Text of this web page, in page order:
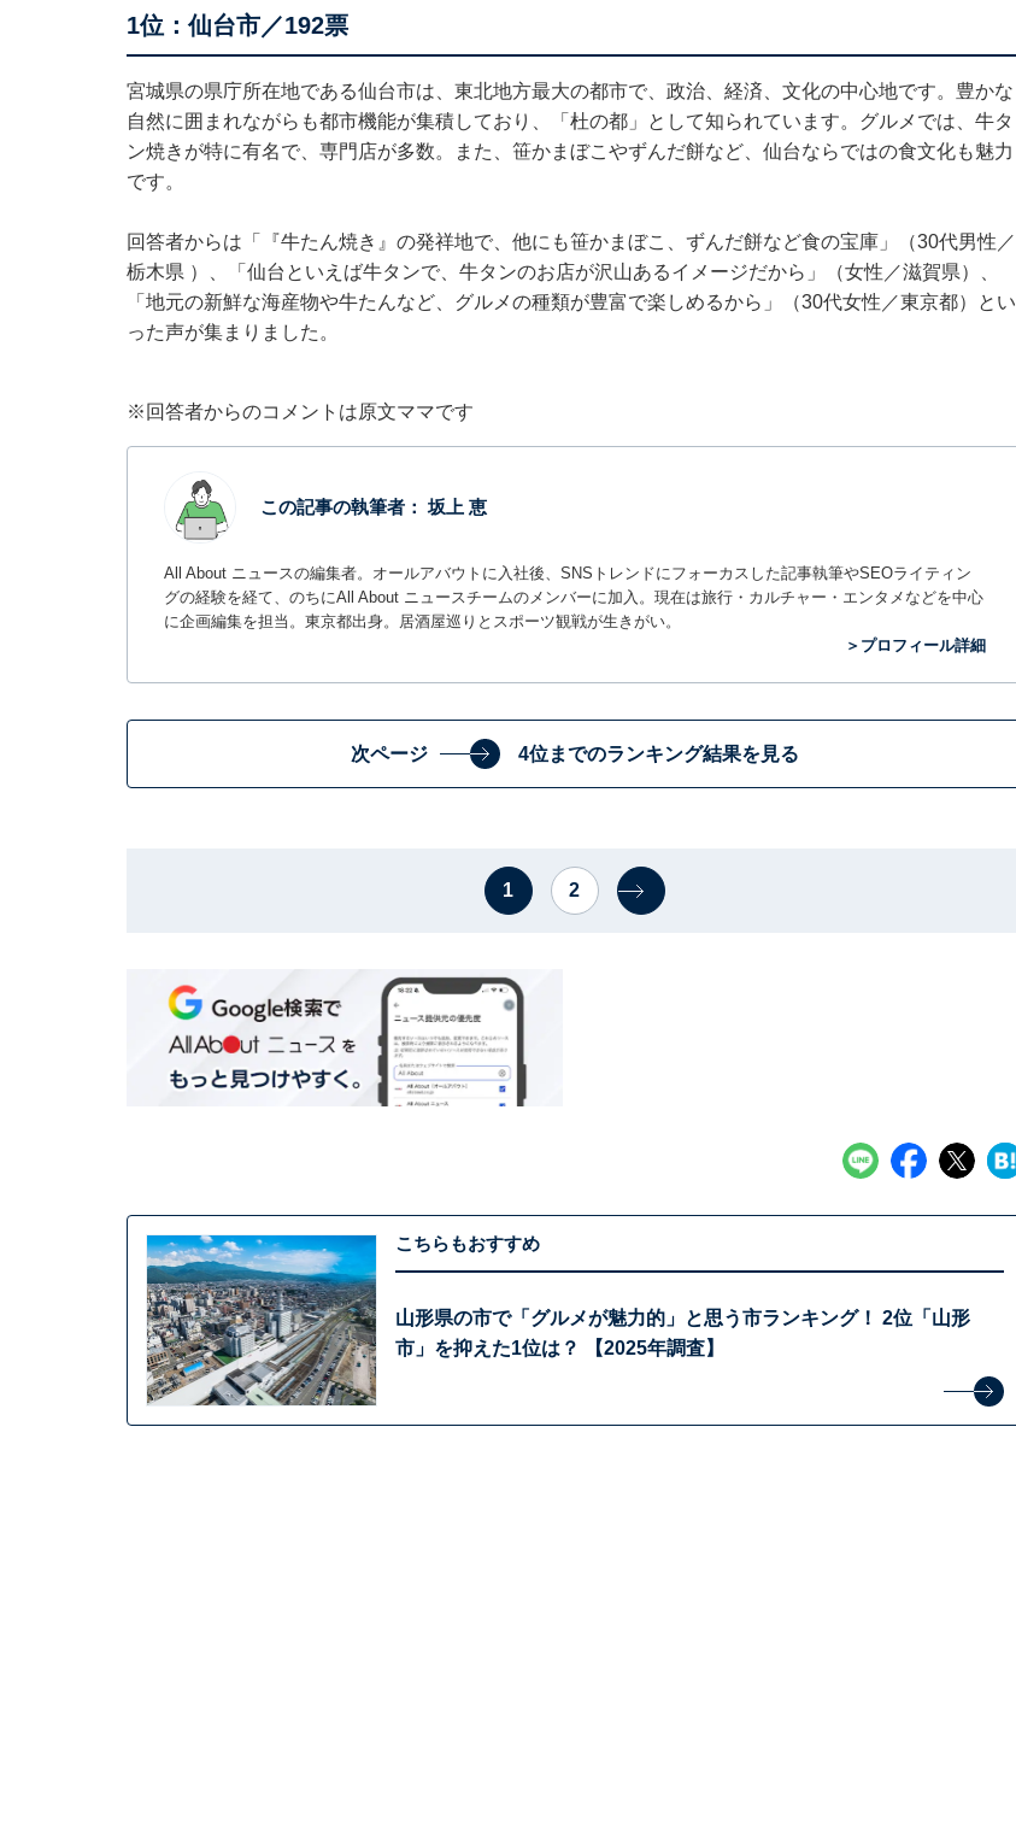
1位：仙台市／192票
宮城県の県庁所在地である仙台市は、東北地方最大の都市で、政治、経済、文化の中心地です。豊かな
自然に囲まれながらも都市機能が集積しており、「杜の都」として知られています。グルメでは、牛タ
ン焼きが特に有名で、専門店が多数。また、笹かまぼこやずんだ餅など、仙台ならではの食文化も魅力
です。
回答者からは「『牛たん焼き』の発祥地で、他にも笹かまぼこ、ずんだ餅など食の宝庫」（30代男性／
栃木県 ）、「仙台といえば牛タンで、牛タンのお店が沢山あるイメージだから」（女性／滋賀県）、
「地元の新鮮な海産物や牛たんなど、グルメの種類が豊富で楽しめるから」（30代女性／東京都）とい
った声が集まりました。
※回答者からのコメントは原文ママです
この記事の執筆者： 坂上 恵
All About ニュースの編集者。オールアバウトに入社後、SNSトレンドにフォーカスした記事執筆やSEOライティン
グの経験を経て、のちにAll About ニュースチームのメンバーに加入。現在は旅行・カルチャー・エンタメなどを中心
に企画編集を担当。東京都出身。居酒屋巡りとスポーツ観戦が生きがい。
＞プロフィール詳細
次ページ 4位までのランキング結果を見る
1 2
こちらもおすすめ
山形県の市で「グルメが魅力的」と思う市ランキング！ 2位「山形
市」を抑えた1位は？ 【2025年調査】